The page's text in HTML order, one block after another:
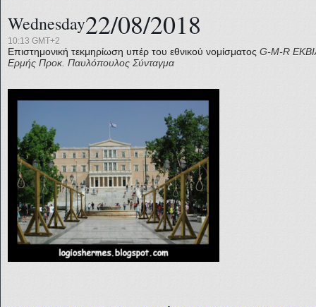
Wednesday22/08/2018
10:13 GMT+2
Επιστημονική τεκμηρίωση υπέρ του εθνικού νομίσματος G-M-R
Ερμής Προκ. Παυλόπουλος Σύνταγμα